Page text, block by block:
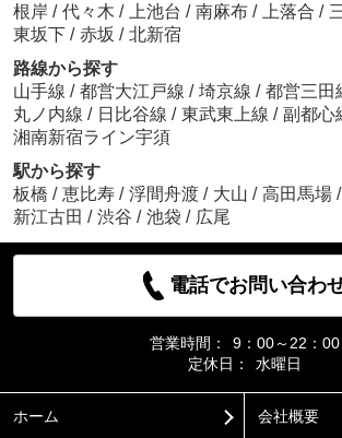
根岸 / 代々木 / 上池台 / 南麻布 / 上落合 /
東坂下 / 赤坂 / 北新宿
路線から探す
山手線 / 都営大江戸線 / 埼京線 / 都営三田
丸ノ内線 / 日比谷線 / 東武東上線 / 副都心
湘南新宿ライン宇須
駅から探す
板橋 / 恵比寿 / 浮間舟渡 / 大山 / 高田馬場 /
新江古田 / 渋谷 / 池袋 / 広尾
電話でお問い合わ
営業時間：
9：00～22：00
定休日：
水曜日
ホーム 会社概要